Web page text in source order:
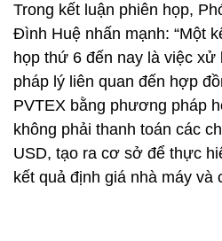
Trong kết luận phiên họp,
Đình Huệ nhấn mạnh: “Một
họp thứ 6 đến nay là việc xử
pháp lý liên quan đến hợp
PVTEX bằng phương pháp
không phải thanh toán các
USD, tạo ra cơ sở để thực
kết quả định giá nhà máy và